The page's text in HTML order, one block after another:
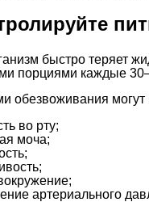
быстро теряет
порциями каждые
обезвоживания могут
во рту;
моча;
артериального